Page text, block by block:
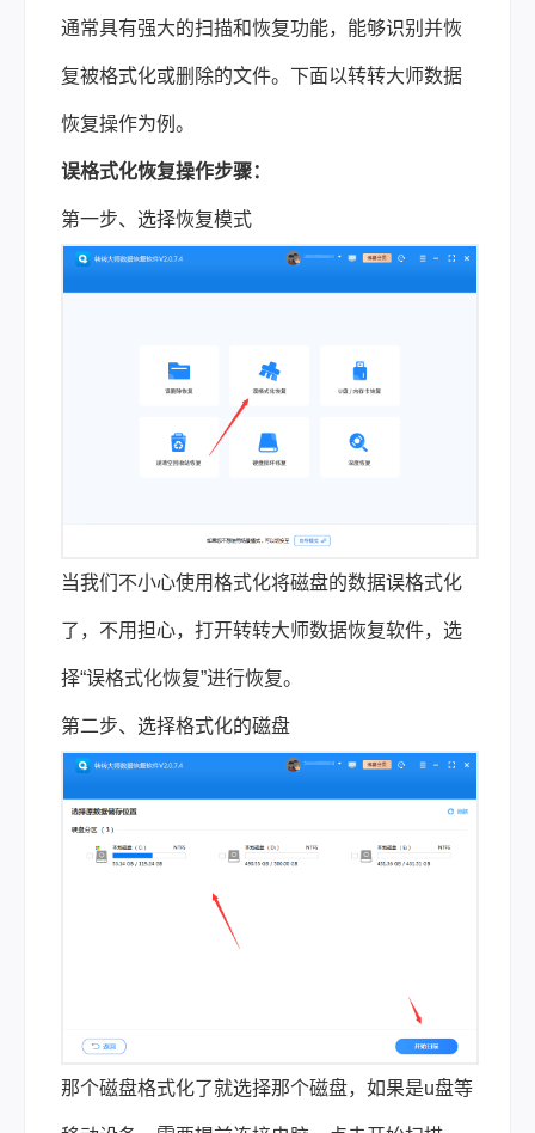
通常具有强大的扫描和恢复功能，能够识别并恢
复被格式化或删除的文件。下面以转转大师数据
恢复操作为例。
误格式化恢复操作步骤：
第一步、选择恢复模式
当我们不小心使用格式化将磁盘的数据误格式化
了，不用担心，打开转转大师数据恢复软件，选
择“误格式化恢复”进行恢复。
第二步、选择格式化的磁盘
那个磁盘格式化了就选择那个磁盘，如果是u盘等